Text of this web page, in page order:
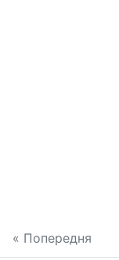
« Попередня